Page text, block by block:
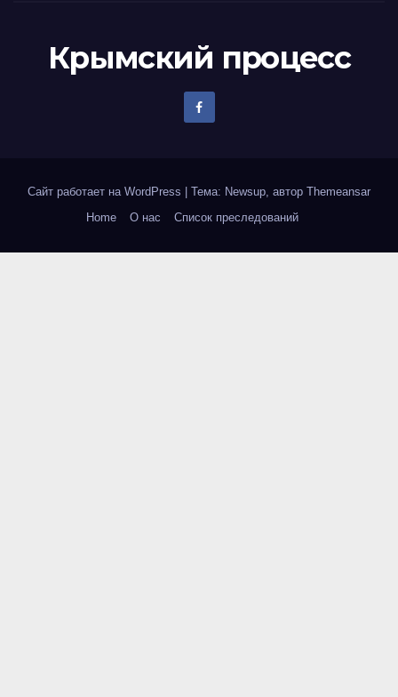
Крымский процесс
Сайт работает на WordPress Тема: Newsup, автор Themeansar
Home
О нас Список преследований